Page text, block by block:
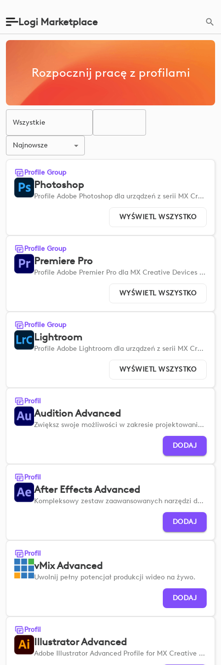
Logi Marketplace
Rozpocznij pracę z profilami
Wszystkie
Najnowsze
Profile Group
Photoshop
Profile Adobe Photoshop dla urządzeń z serii MX Creative Devices ułatwiają szybką konfigurację i usprawniają przepływ pracy.
WYŚWIETL WSZYSTKO
Profile Group
Premiere Pro
Profile Adobe Premier Pro dla MX Creative Devices ułatwiają szybką konfigurację i usprawniają przepływ pracy.
WYŚWIETL WSZYSTKO
Profile Group
Lightroom
Profile Adobe Lightroom dla urządzeń z serii MX Creative Devices ułatwiają szybką konfigurację i usprawniają proces edycji zdjęć.
WYŚWIETL WSZYSTKO
Profil
Audition Advanced
Zwiększ swoje możliwości w zakresie projektowania dźwięku i postprodukcji dzięki kompleksowemu zestawowi zaawansowanych narzędzi.
DODAJ
Profil
After Effects Advanced
Kompleksowy zestaw zaawansowanych narzędzi do tworzenia kompozycji wizualnych pozwala usprawnić proces projektowania ruchu.
DODAJ
Profil
vMix Advanced
Uwolnij pełny potencjał produkcji wideo na żywo.
DODAJ
Profil
Illustrator Advanced
Adobe Illustrator Advanced Profile for MX Creative Devices pomaga w szybkiej konfiguracji, dzięki czemu można usprawnić procesy projektowania wektorowego i ilustracji